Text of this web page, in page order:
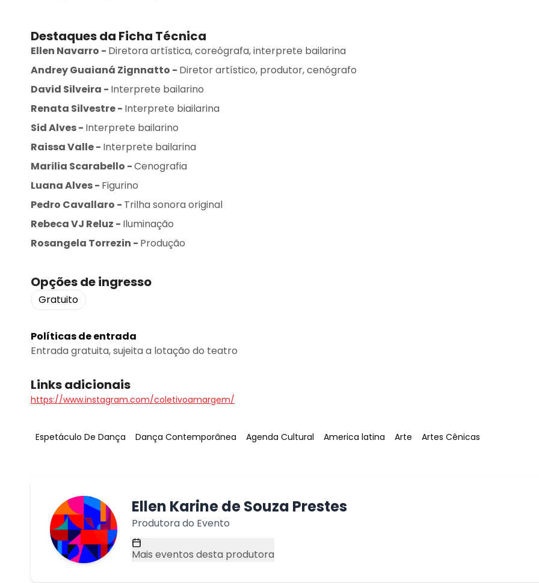
Destaques da Ficha Técnica
Ellen Navarro - Diretora artística, coreógrafa, interprete bailarina
Andrey Guaianá Zignnatto - Diretor artístico, produtor, cenógrafo
David Silveira - Interprete bailarino
Renata Silvestre- Interprete biailarina
Sid Alves- Interprete bailarino
Raissa Valle- Interprete bailarina
Marilia Scarabello -Cenografia
Luana Alves- Figurino
Pedro Cavallaro - Trilha sonora original
Rebeca VJ Reluz - Iluminação
Rosangela Torrezin - Produção
Opções de ingresso
Gratuito
Políticas de entrada
Entrada gratuita, sujeita a lotação do teatro
Links adicionais
https://www.instagram.com/coletivoamargem/
Tag:
Espetáculo De Dança Tag:
Dança Contemporânea Tag:
Agenda Cultural Tag:
America latina Tag:
Arte Tag:
Artes Cênicas
Ellen Karine de Souza Prestes
Produtora do Evento
Mais eventos desta produtora